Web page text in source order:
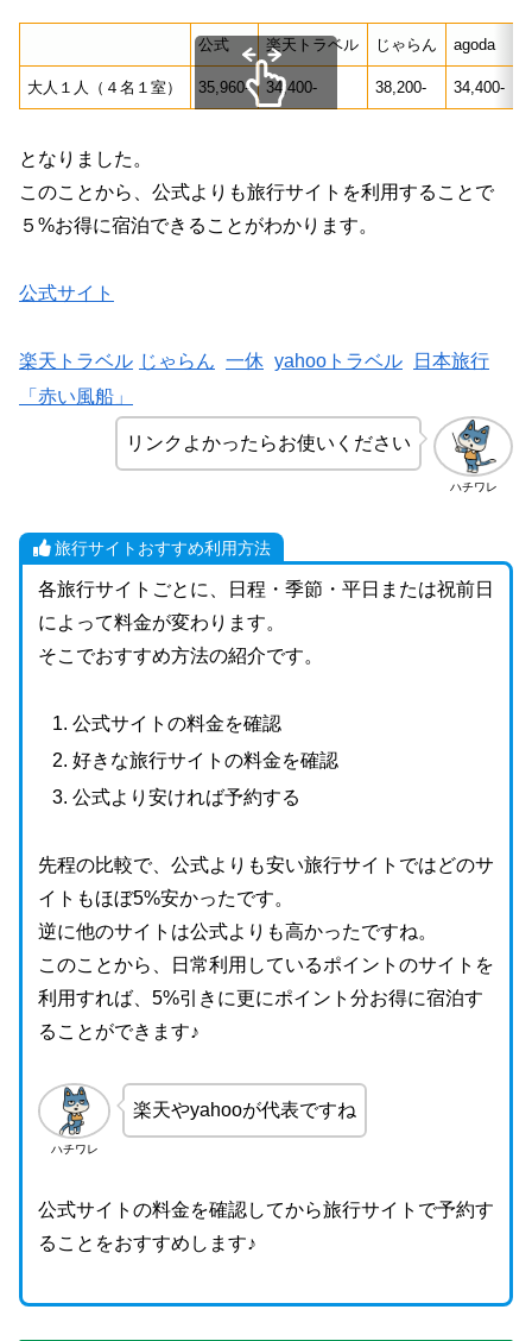
公式 楽天トラベル じゃらん agoda
大人１人（４名１室） 35,960- 34,400- 38,200- 34,400-
となりました。
このことから、公式よりも旅行サイトを利用することで
５%お得に宿泊できることがわかります。
公式サイト
楽天トラベル じゃらん 一休 yahooトラベル
日本旅行
「赤い風船」
ハチワレ
リンクよかったらお使いください
旅行サイトおすすめ利用方法
各旅行サイトごとに、日程・季節・平日または祝前日
によって料金が変わります。
そこでおすすめ方法の紹介です。
公式サイトの料金を確認
好きな旅行サイトの料金を確認
公式より安ければ予約する
先程の比較で、公式よりも安い旅行サイトではどのサ
イトもほぼ5%安かったです。
逆に他のサイトは公式よりも高かったですね。
このことから、日常利用しているポイントのサイトを
利用すれば、5%引きに更にポイント分お得に宿泊す
ることができます♪
ハチワレ
楽天やyahooが代表ですね
公式サイトの料金を確認してから旅行サイトで予約す
ることをおすすめします♪